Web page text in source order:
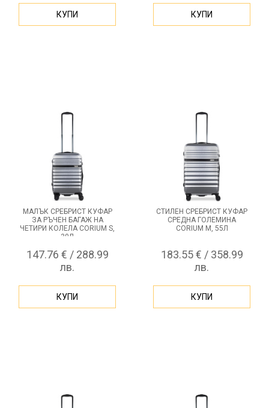
КУПИ КУПИ
МАЛЪК СРЕБРИСТ КУФАР
ЗА РЪЧЕН БАГАЖ НА
ЧЕТИРИ КОЛЕЛА CORIUM S,
30Л
147.76 € / 288.99
лв.
КУПИ
СТИЛЕН СРЕБРИСТ КУФАР
СРЕДНА ГОЛЕМИНА
CORIUM M, 55Л
183.55 € / 358.99
лв.
КУПИ